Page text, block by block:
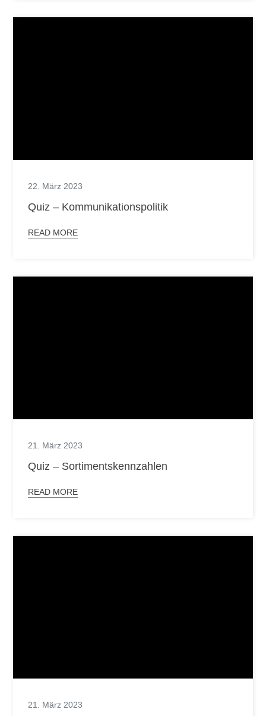
22. März 2023
Quiz – Kommunikationspolitik
READ MORE
21. März 2023
Quiz – Sortimentskennzahlen
READ MORE
21. März 2023